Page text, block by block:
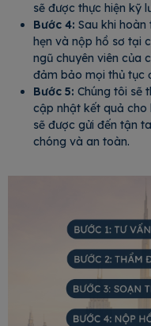
sẽ được thực hiện kỹ
Bước 4: Sau khi
hẹn và nộp hồ sơ tại
ngũ chuyên viên của
đảm bảo mọi thủ tục
Bước 5: Chúng tôi sẽ
cập nhật kết quả cho
sẽ được gửi đến tận
chóng và an toàn.